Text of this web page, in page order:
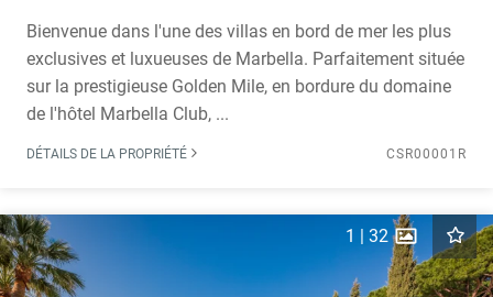
Bienvenue dans l'une des villas en bord de mer les plus
exclusives et luxueuses de Marbella. Parfaitement située
sur la prestigieuse Golden Mile, en bordure du domaine
de l'hôtel Marbella Club, ...
DÉTAILS DE LA PROPRIÉTÉ CSR00001R
1 | 32